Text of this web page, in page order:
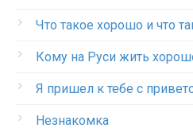
Что такое хорошо и что
Кому на Руси жить
Я пришел к тебе с
Незнакомка